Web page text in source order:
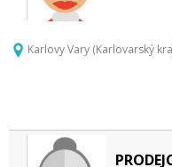
Karlovy Vary (Karlovarský